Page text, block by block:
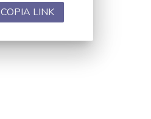
COPIA LINK